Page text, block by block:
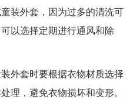
装外套，因为过多的清洗可
以选择定期进行通风和除
外套时要根据衣物材质选择
理，避免衣物损坏和变形。